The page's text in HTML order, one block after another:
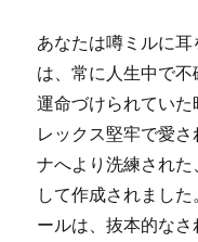
あなたは噂ミルに
は、常に人生中で
運命づけられてい
レックス堅牢で愛
ナへより洗練され
して作成されまし
ールは、抜本的な